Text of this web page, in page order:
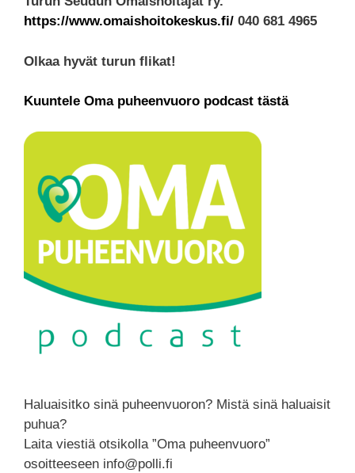
https://www.omaishoitokeskus.fi/ 040 681 4965
Olkaa hyvät turun flikat!
Kuuntele Oma puheenvuoro podcast tästä
Haluaisitko sinä puheenvuoron? Mistä sinä haluaisit
puhua?
Laita viestiä otsikolla ”Oma puheenvuoro”
osoitteeseen info@polli.fi